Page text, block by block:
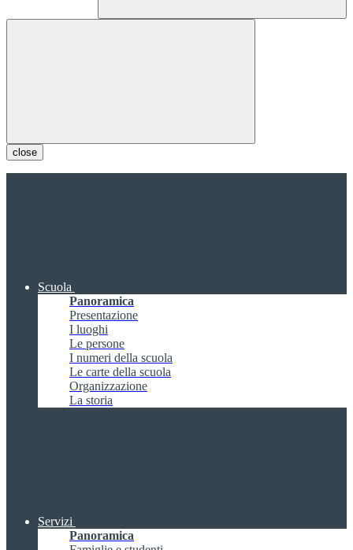
close
Scuola
Panoramica
Presentazione
I luoghi
Le persone
I numeri della scuola
Le carte della scuola
Organizzazione
La storia
Servizi
Panoramica